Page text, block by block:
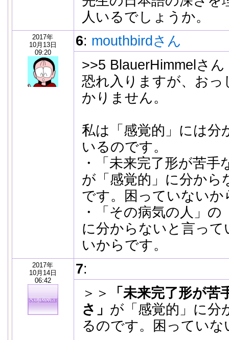
人いるでしょうか。
2017年
10月13日
09:20
6: mouthbirdさん
>>5 BlauerHimmelさん
恐れ入りますが、お
かりません。
私は「感覚的」には分
いるのです。
・「未来完了形が苦
が「感覚的」に分から
です。困っていないか
・「その病気の人」
に分からないと言っ
いからです。
2017年
10月14日
06:42
7:
＞＞
「未来完了形が
さ」 が「感覚的」に分
るのです。困ってい